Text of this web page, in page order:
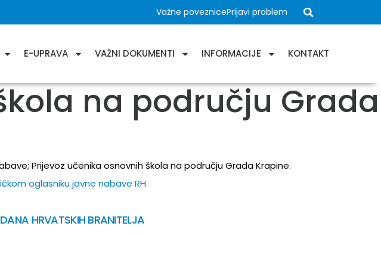
Važne poveznicePrijavi problem
E-UPRAVA VAŽNI DOKUMENTI INFORMACIJE KONTAKT
na području Grada
Prijevoz učenika osnovnih škola na području Grada Krapine.
oglasniku javne nabave RH.
HRVATSKIH BRANITELJA